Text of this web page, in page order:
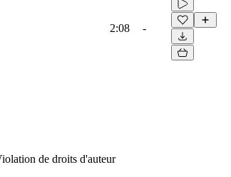
2:08 -
de droits d'auteur